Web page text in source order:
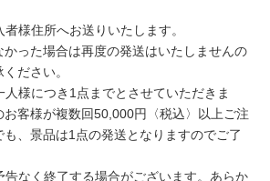
様住所へお送りいたします。
かった場合は再度の発送はいたしませんの
ださい。
様につき1点までとさせていただきま
客様が複数回50,000円〈税込〉以上ご注
、景品は1点の発送となりますのでご了
なく終了する場合がございます。あらか